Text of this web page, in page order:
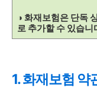
◑ 화재보험은 단독
로 추가할 수 있습니
1. 화재보험 약